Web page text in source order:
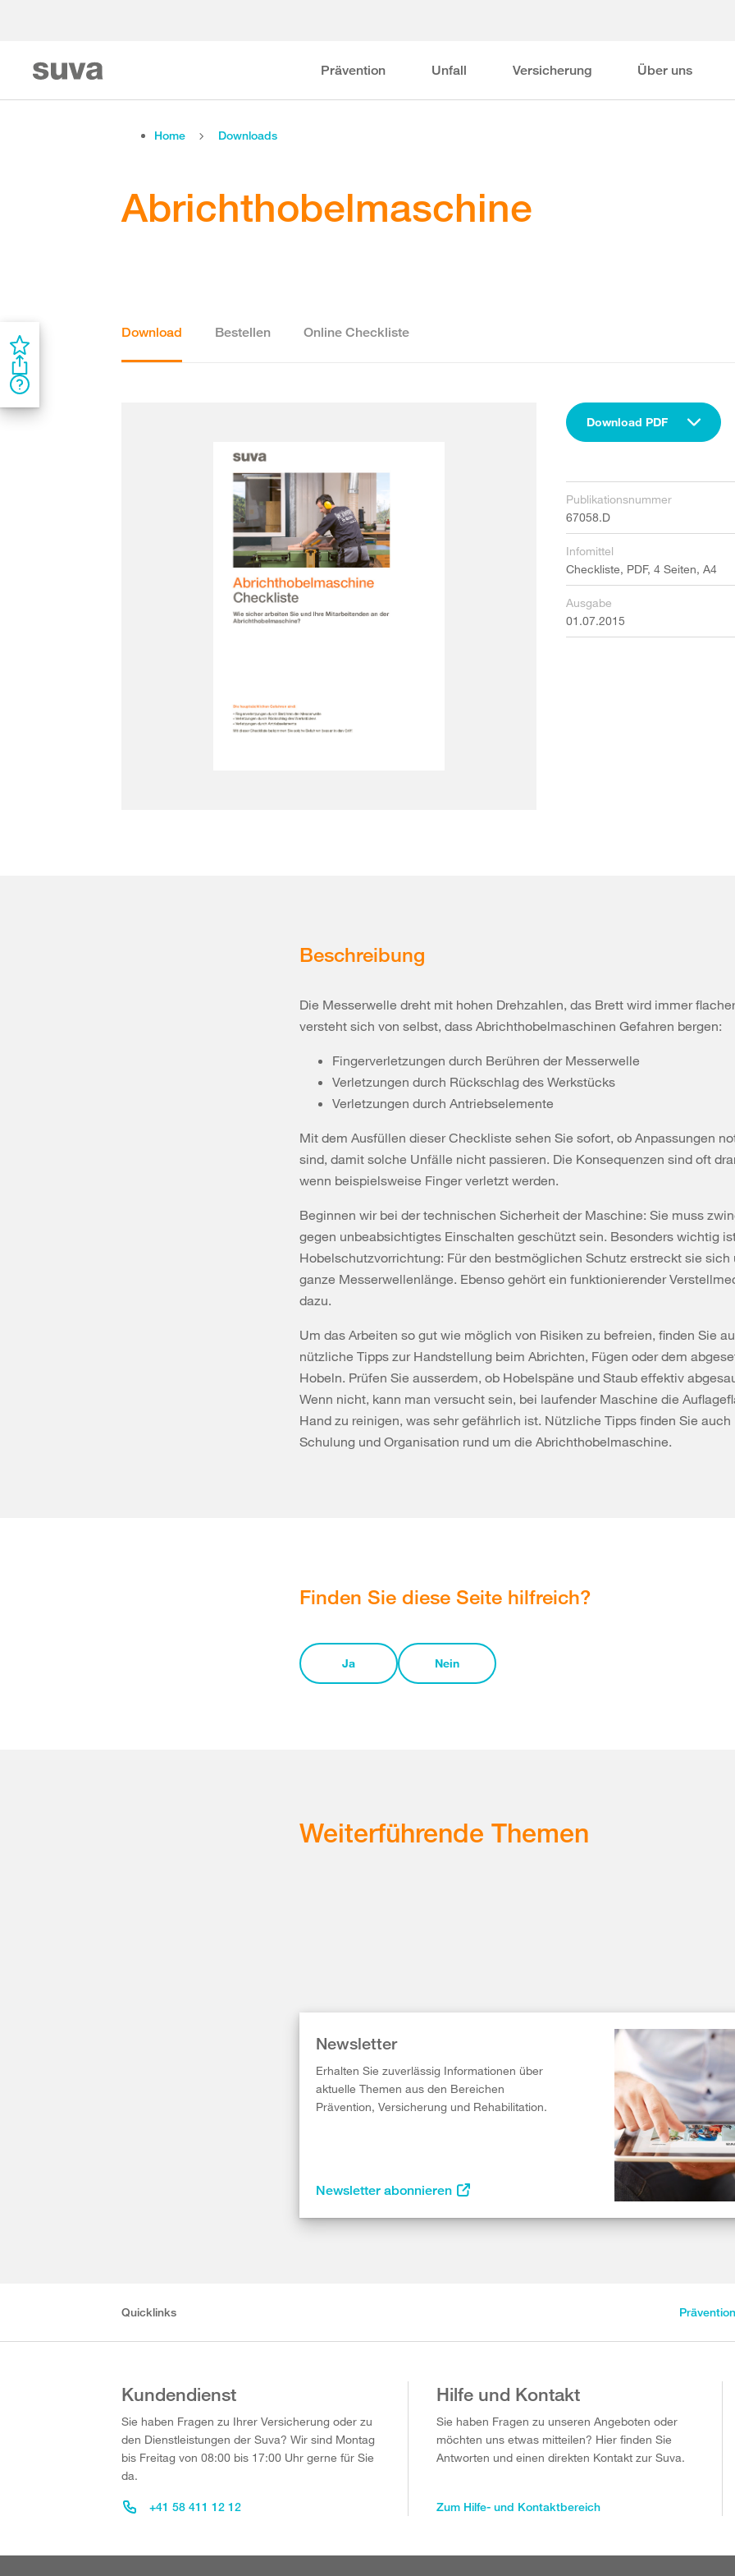
Prävention Unfall Versicherung Über uns
Home Downloads
Abrichthobelmaschine
Download Bestellen Online Checkliste
Download PDF
Publikationsnummer
67058.D
Infomittel
Checkliste, PDF, 4 Seiten, A4
Ausgabe
01.07.2015
Beschreibung
Die Messerwelle dreht mit hohen Drehzahlen, das Brett wird immer
versteht sich von selbst, dass Abrichthobelmaschinen Gefahren bergen:
Fingerverletzungen durch Berühren der Messerwelle
Verletzungen durch Rückschlag des Werkstücks
Verletzungen durch Antriebselemente
Mit dem Ausfüllen dieser Checkliste sehen Sie sofort, ob Anpassungen
sind, damit solche Unfälle nicht passieren. Die Konsequenzen sind oft
wenn beispielsweise Finger verletzt werden.
Beginnen wir bei der technischen Sicherheit der Maschine: Sie muss
gegen unbeabsichtigtes Einschalten geschützt sein. Besonders wichtig
Hobelschutzvorrichtung: Für den bestmöglichen Schutz erstreckt sie sich
ganze Messerwellenlänge. Ebenso gehört ein funktionierender
dazu.
Um das Arbeiten so gut wie möglich von Risiken zu befreien, finden Sie
nützliche Tipps zur Handstellung beim Abrichten, Fügen oder dem
Hobeln. Prüfen Sie ausserdem, ob Hobelspäne und Staub effektiv
Wenn nicht, kann man versucht sein, bei laufender Maschine die
Hand zu reinigen, was sehr gefährlich ist. Nützliche Tipps finden Sie
Schulung und Organisation rund um die Abrichthobelmaschine.
Finden Sie diese Seite hilfreich?
Ja Nein
Weiterführende Themen
Newsletter
Erhalten Sie zuverlässig Informationen über
aktuelle Themen aus den Bereichen
Prävention, Versicherung und Rehabilitation.
Newsletter abonnieren
Quicklinks Prävention
Kundendienst
Sie haben Fragen zu Ihrer Versicherung oder zu
den Dienstleistungen der Suva? Wir sind Montag
bis Freitag von 08:00 bis 17:00 Uhr gerne für Sie
da.
+41 58 411 12 12
Hilfe und Kontakt
Sie haben Fragen zu unseren Angeboten oder
möchten uns etwas mitteilen? Hier finden Sie
Antworten und einen direkten Kontakt zur Suva.
Zum Hilfe- und Kontaktbereich